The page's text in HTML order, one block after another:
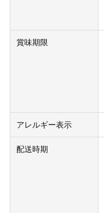
賞味期限
アレルギー表示
配送時期